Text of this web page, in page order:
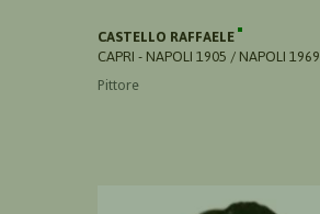
CASTELLO RAFFAELE
CAPRI - NAPOLI 1905 / NAPOLI 1969
Pittore